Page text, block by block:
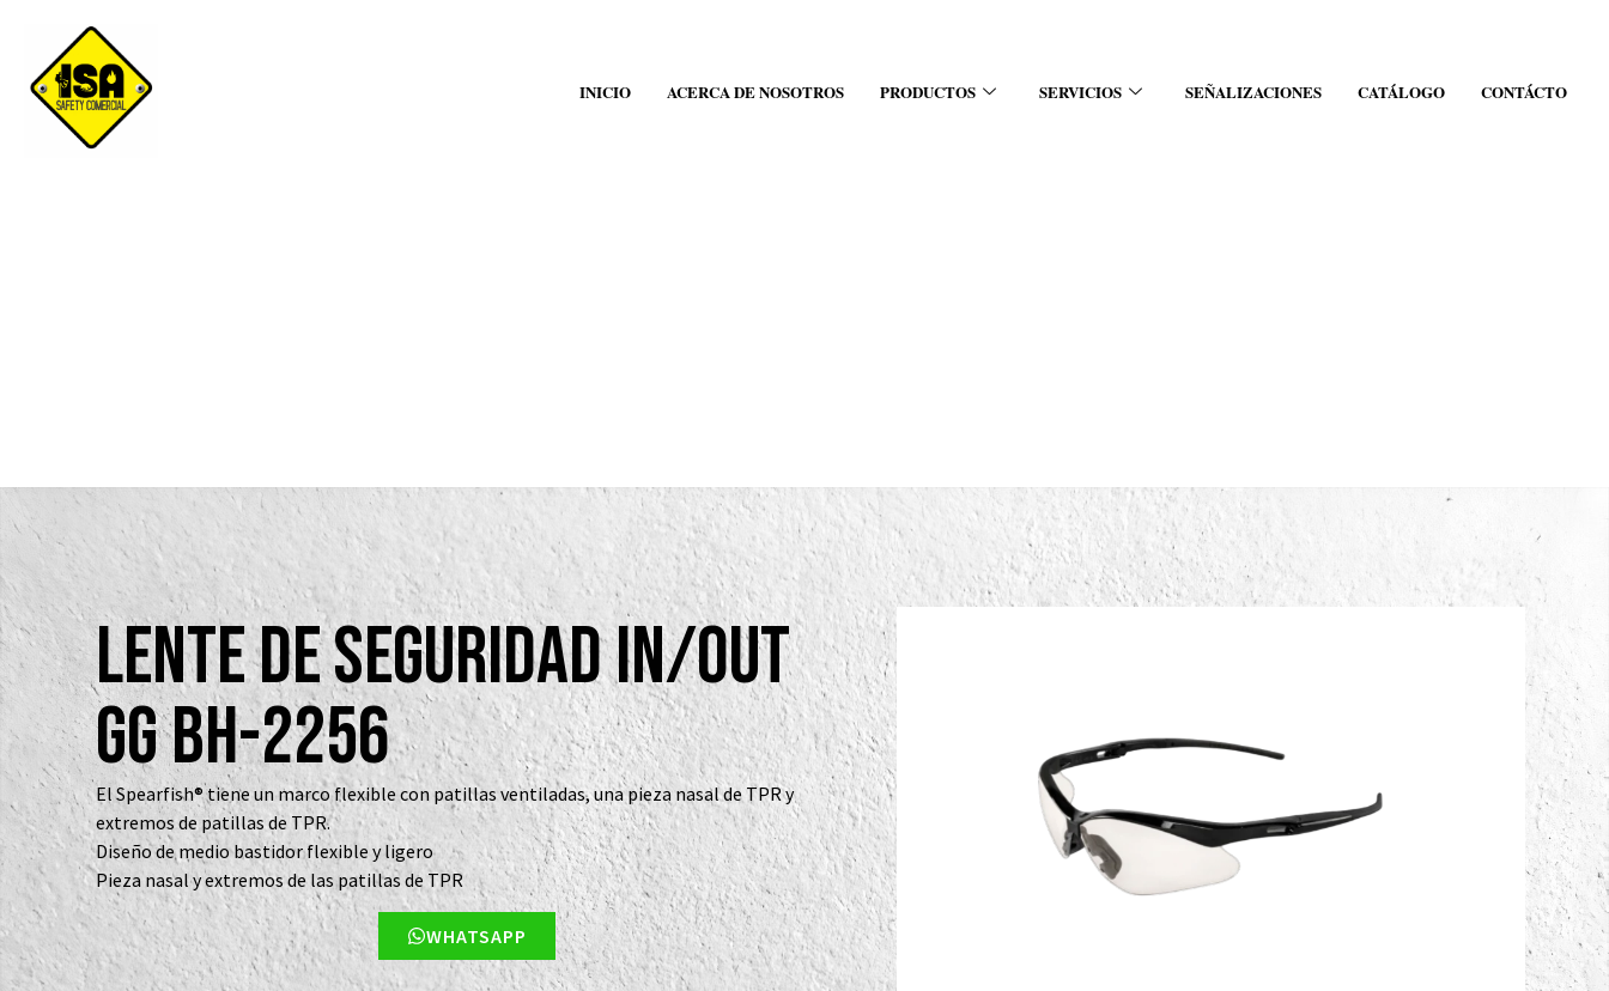
INICIO ACERCA DE NOSOTROS PRODUCTOS SERVICIOS SEÑALIZACIONES CATÁLOGO CONTÁCTO
Lente de seguridad in/out
GG BH-2256
El Spearfish® tiene un marco flexible con patillas ventiladas, una pieza nasal de TPR y
extremos de patillas de TPR.
Diseño de medio bastidor flexible y ligero
Pieza nasal y extremos de las patillas de TPR
WHATSAPP